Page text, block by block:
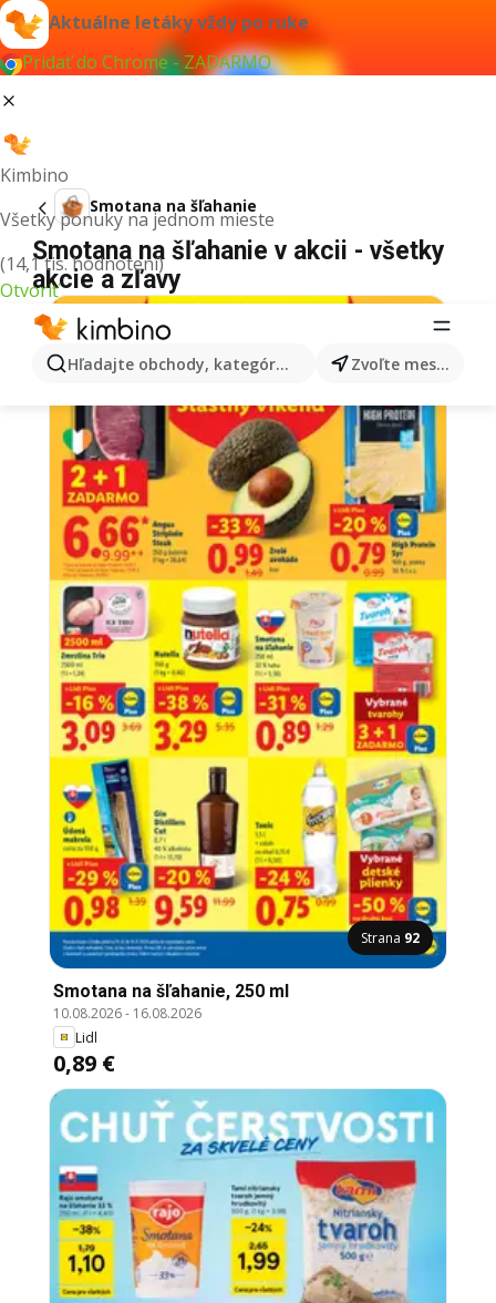
Aktuálne letáky vždy po ruke
Pridať do Chrome - ZADARMO
Kimbino
Všetky ponuky na jednom mieste
(14,1 tis. hodnotení)
Otvoriť
Hľadajte obchody, kategórie, produkty... Zvoľte mesto
Smotana na šľahanie
Smotana na šľahanie v akcii - všetky
akcie a zľavy
Strana 92
Smotana na šľahanie, 250 ml
10.08.2026- 16.08.2026
Lidl
0,89 €